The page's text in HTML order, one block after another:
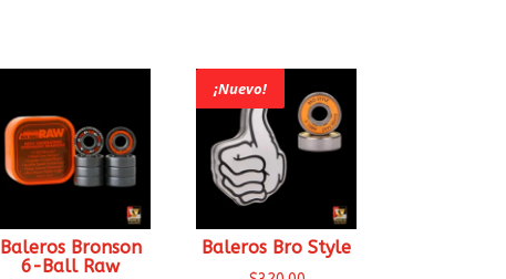
Baleros Bronson
6-Ball Raw
¡Nuevo!
Baleros Bro Style